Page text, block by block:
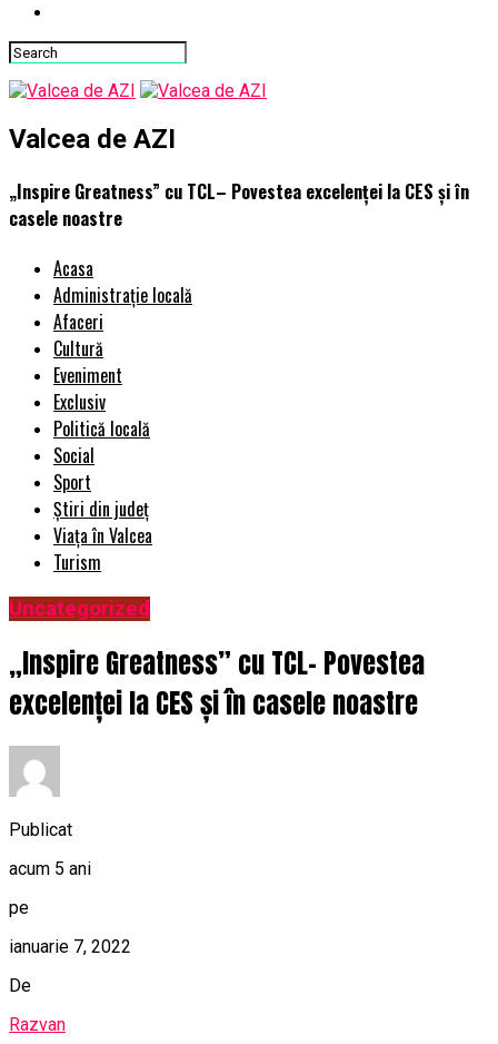
Valcea de AZI
„Inspire Greatness” cu TCL– Povestea excelenței la CES și în
casele noastre
Acasa
Administrație locală
Afaceri
Cultură
Eveniment
Exclusiv
Politică locală
Social
Sport
Știri din județ
Viața în Valcea
Turism
Uncategorized
„Inspire Greatness” cu TCL– Povestea
excelenței la CES și în casele noastre
Publicat
acum 5 ani
pe
ianuarie 7, 2022
De
Razvan